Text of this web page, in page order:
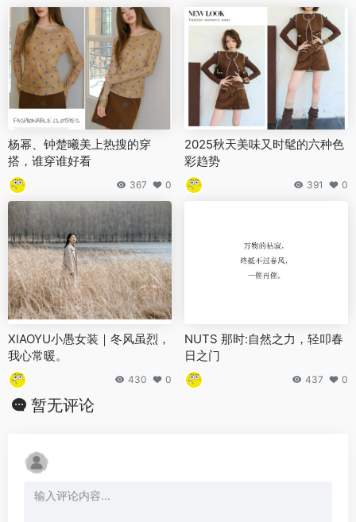
杨幂、钟楚曦美上热搜的穿
搭，谁穿谁好看
367 0
2025秋天美味又时髦的六种色
彩趋势
391 0
XIAOYU小愚女装｜冬风虽烈，
我心常暖。
430 0
NUTS 那时:自然之力，轻叩春
日之门
437 0
暂无评论